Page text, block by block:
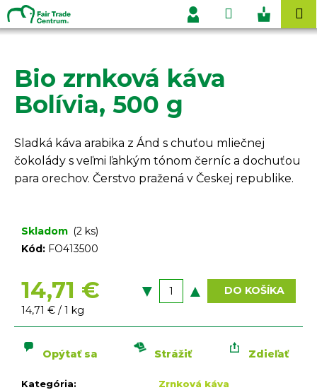
Prejsť
na
obsah
Hľadať
Prihlásenie
Bio zrnková káva
Bolívia, 500 g
Sladká káva arabika z Ánd s chuťou mliečnej
čokolády s veľmi ľahkým tónom černíc a dochuťou
para orechov. Čerstvo pražená v Českej republike.
Skladom (2 ks)
Kód: FO413500
14,71 €
Jednotková
cena:
14,71 € / 1 kg
DO KOŠÍKA
Kategória:
Zrnková káva
Opýtať sa Strážiť Zdieľať
K
o
Späť
Späť
Č
o
p
o
t
r
e
u
t
e
n